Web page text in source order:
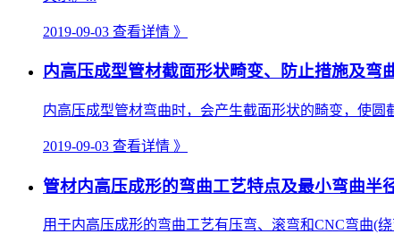
2019-09-03 查看详情 》
内高压成型管材截面形状畸变、防止措施及弯
内高压成型管材弯曲时，会产生截面形状的畸变，使
2019-09-03 查看详情 》
管材内高压成形的弯曲工艺特点及最小弯曲半
用于内高压成形的弯曲工艺有压弯、滚弯和CNC弯曲(